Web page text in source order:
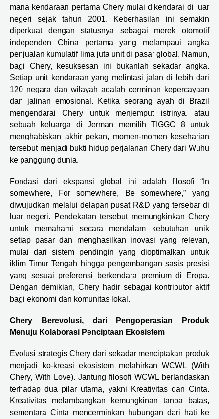
mana kendaraan pertama Chery mulai dikendarai di luar
negeri sejak tahun 2001. Keberhasilan ini semakin
diperkuat dengan statusnya sebagai merek otomotif
independen China pertama yang melampaui angka
penjualan kumulatif lima juta unit di pasar global. Namun,
bagi Chery, kesuksesan ini bukanlah sekadar angka.
Setiap unit kendaraan yang melintasi jalan di lebih dari
120 negara dan wilayah adalah cerminan kepercayaan
dan jalinan emosional. Ketika seorang ayah di Brazil
mengendarai Chery untuk menjemput istrinya, atau
sebuah keluarga di Jerman memilih TIGGO 8 untuk
menghabiskan akhir pekan, momen-momen keseharian
tersebut menjadi bukti hidup perjalanan Chery dari Wuhu
ke panggung dunia.
Fondasi dari ekspansi global ini adalah filosofi “In
somewhere, For somewhere, Be somewhere,” yang
diwujudkan melalui delapan pusat R&D yang tersebar di
luar negeri. Pendekatan tersebut memungkinkan Chery
untuk memahami secara mendalam kebutuhan unik
setiap pasar dan menghasilkan inovasi yang relevan,
mulai dari sistem pendingin yang dioptimalkan untuk
iklim Timur Tengah hingga pengembangan sasis presisi
yang sesuai preferensi berkendara premium di Eropa.
Dengan demikian, Chery hadir sebagai kontributor aktif
bagi ekonomi dan komunitas lokal.
Chery Berevolusi, dari Pengoperasian Produk
Menuju Kolaborasi Penciptaan Ekosistem
Evolusi strategis Chery dari sekadar menciptakan produk
menjadi ko-kreasi ekosistem melahirkan WCWL (With
Chery, With Love). Jantung filosofi WCWL berlandaskan
terhadap dua pilar utama, yakni Kreativitas dan Cinta.
Kreativitas melambangkan kemungkinan tanpa batas,
sementara Cinta mencerminkan hubungan dari hati ke